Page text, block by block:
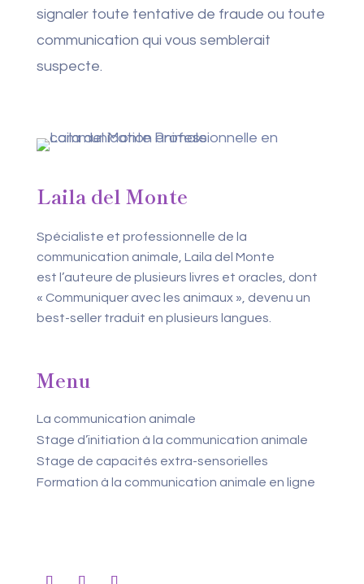
signaler toute tentative de fraude ou toute
communication qui vous semblerait
suspecte.
Laila del Monte
Spécialiste et professionnelle de la
communication animale, Laila del Monte
est l’auteure de plusieurs livres et oracles, dont
« Communiquer avec les animaux », devenu un
best-seller traduit en plusieurs langues.
Menu
La communication animale
Stage d’initiation à la communication animale
Stage de capacités extra-sensorielles
Formation à la communication animale en ligne